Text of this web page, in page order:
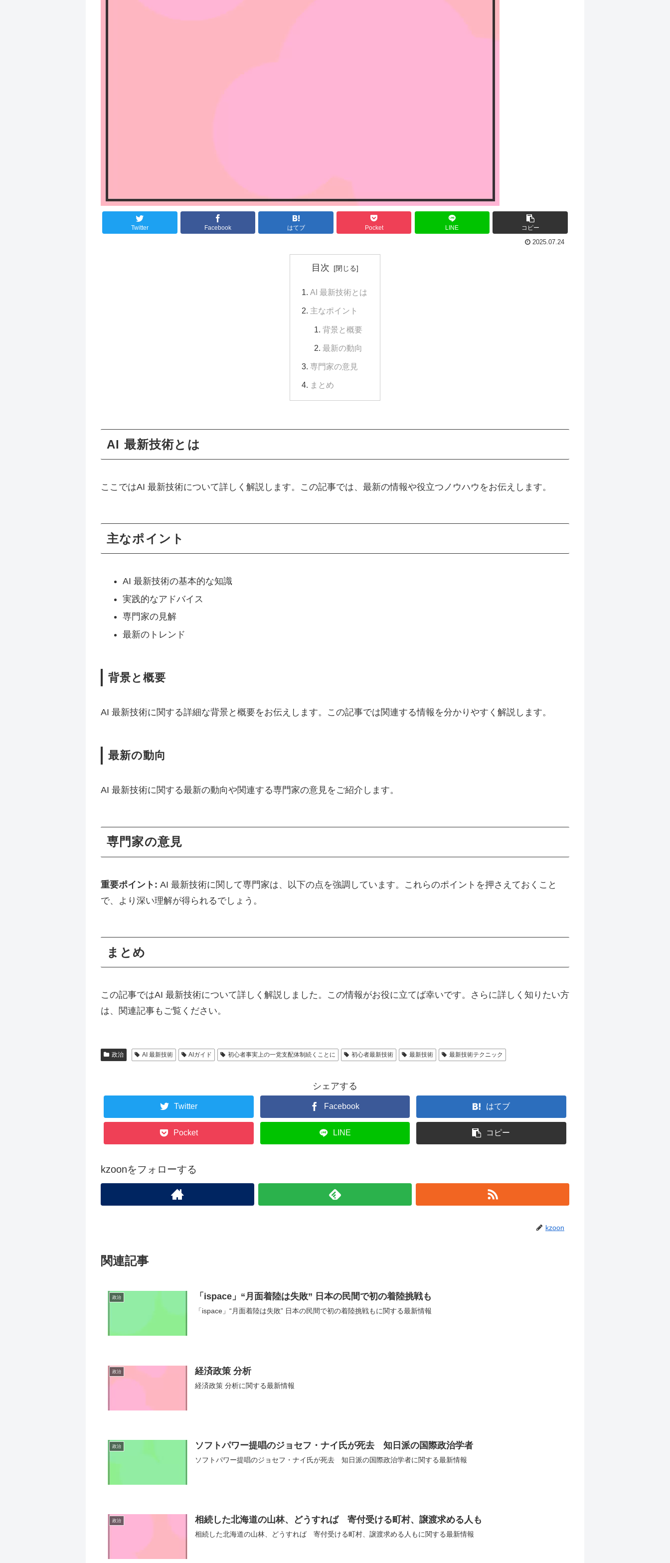
Twitter Facebook はてブ Pocket LINE コピー
2025.07.24
目次
AI 最新技術とは
主なポイント
背景と概要
最新の動向
専門家の意見
まとめ
AI 最新技術とは
ここではAI 最新技術について詳しく解説します。この記事では、最新の情報や役立つノウハウをお伝えします。
主なポイント
AI 最新技術の基本的な知識
実践的なアドバイス
専門家の見解
最新のトレンド
背景と概要
AI 最新技術に関する詳細な背景と概要をお伝えします。この記事では関連する情報を分かりやすく解説します。
最新の動向
AI 最新技術に関する最新の動向や関連する専門家の意見をご紹介します。
専門家の意見
重要ポイント: AI 最新技術に関して専門家は、以下の点を強調しています。これらのポイントを押さえておくこと
で、より深い理解が得られるでしょう。
まとめ
この記事ではAI 最新技術について詳しく解説しました。この情報がお役に立てば幸いです。さらに詳しく知りたい方
は、関連記事もご覧ください。
政治 AI 最新技術 AIガイド 初心者事実上の一党支配体制続くことに 初心者最新技術 最新技術 最新技術テクニック
シェアする
Twitter Facebook はてブ
Pocket LINE コピー
kzoonをフォローする
kzoon
関連記事
政治 「ispace」“月面着陸は失敗” 日本の民間で初の着陸挑戦も
「ispace」“月面着陸は失敗” 日本の民間で初の着陸挑戦もに関する最新情報
政治 経済政策 分析
経済政策 分析に関する最新情報
政治 ソフトパワー提唱のジョセフ・ナイ氏が死去 知日派の国際政治学者
ソフトパワー提唱のジョセフ・ナイ氏が死去 知日派の国際政治学者に関する最新情報
政治 相続した北海道の山林、どうすれば 寄付受ける町村、譲渡求める人も
相続した北海道の山林、どうすれば 寄付受ける町村、譲渡求める人もに関する最新情報